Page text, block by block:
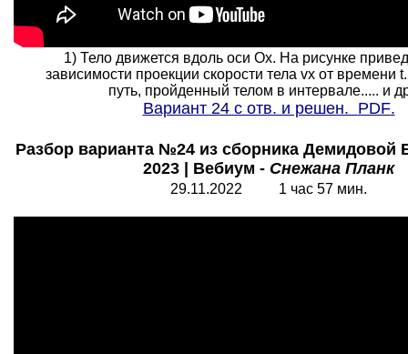
1) Тело движется вдоль оси Ох. На рисунке
зависимости проекции скорости тела vx от времени
путь, пройденный телом в интервале..... и
Вариант 24 с отв. и решен. PDF.
Разбор варианта №24 из сборника Демидовой
2023 | Вебиум - Снежана Планк
29.11.2022 1 час 57 мин.